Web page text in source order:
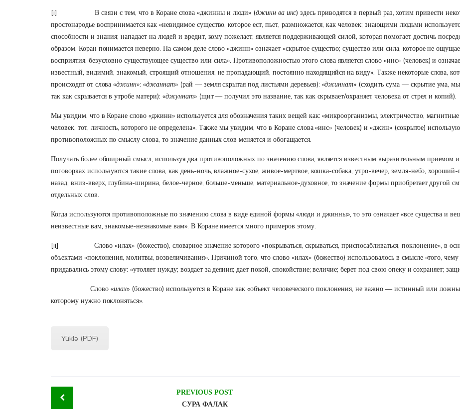
[i] В связи с тем, что в Коране слова «джинны и люди» (джинн ва инс) здесь приводятся в первый раз, хотим привести
простонародье воспринимается как «невидимое существо, которое ест, пьет, размножается, как человек; знающими людьми
способности и знания; нападает на людей и вредит, кому пожелает; является поддерживающей силой, которая помогает достичь
образом, Коран понимается неверно. На самом деле слово «джинн» означает «скрытое существо; существо или сила, которое не
восприятия, безусловно существующее существо или сила». Противоположностью этого слова является слово «инс» (человек) и
известный, видимий, знакомый, строящий отношения, не пропадающий, постоянно находящийся на виду». Также некоторые слова,
происходят от слова «джинн»: «джаннат» (рай — земля скрытая под листьями деревьев): «джиннат» (сходить сума — скрытие ума,
так как скрывается в утробе матери): «джуннат» (щит — получил это название, так как скрывает/охраняет человека от стрел и копий).
Мы увидим, что в Коране слово «джинн» используется для обозначения таких вещей как: «микроорганизмы, электричество,
человек, тот, личность, которого не определена». Также мы увидим, что в Коране слова «инс» (человек) и «джин» (сокрытое)
противоположных по смыслу слова, то значение данных слов меняется и обогащается.
Получать более обширный смысл, используя два противоположных по значению слова, является известным выразительным приемом
поговорках используются такие слова, как день-ночь, влажное-сухое, живое-мертвое, кошка-собака, утро-вечер, земля-небо,
назад, вниз-вверх, глубина-ширина, белое-черное, больше-меньше, материальное-духовное, то значение формы приобретает другой
отдельных слов.
Когда используются противоположные по значению слова в виде единой формы «люди и джинны», то это означает «все существа и
неизвестные вам, знакомые-незнакомые вам». В Коране имеется много примеров этому.
[ii]
Слово «илах» (божество), словарное значение которого «покрываться, скрываться, приспосабливаться, поклонение», в
объектами «поклонения, молитвы, возвеличивания». Причиной того, что слово «илах» (божество) использовалось в смысле «того,
придавались этому слову: «утоляет нужду; воздает за деяния; дает покой, спокойствие; величие; берет под свою опеку и сохраняет;
Слово «илах» (божество) используется в Коране как «объект человеческого поклонения, не важно — истинный или
которому нужно поклоняться».
Yüklə (PDF)
Post
PREVIOUS POST
СУРА ФАЛАК